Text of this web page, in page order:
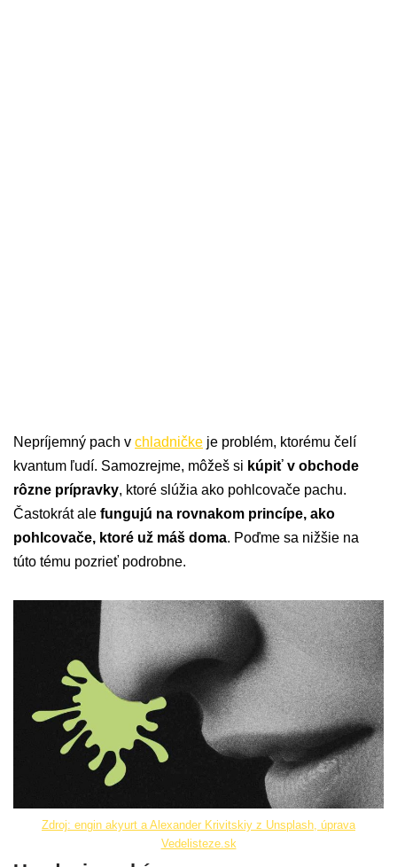
Nepríjemný pach v chladničke je problém, ktorému čelí
kvantum ľudí. Samozrejme, môžeš si kúpiť v obchode
rôzne prípravky, ktoré slúžia ako pohlcovače pachu.
Častokrát ale fungujú na rovnakom princípe, ako
pohlcovače, ktoré už máš doma. Poďme sa nižšie na
túto tému pozrieť podrobne.
Zdroj: engin akyurt a Alexander Krivitskiy z Unsplash, úprava
Vedelisteze.sk